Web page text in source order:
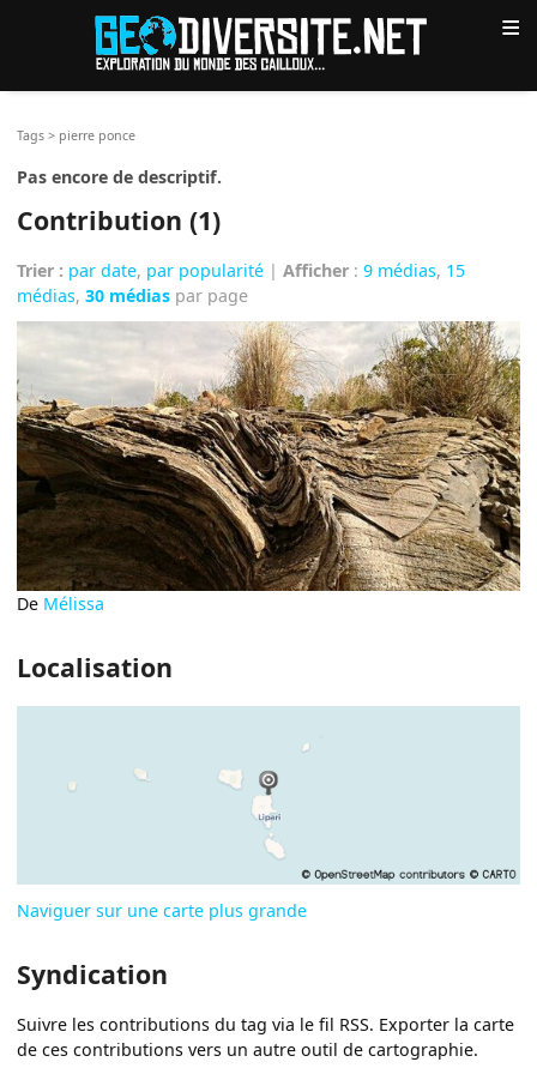
≡
Tags > pierre ponce
Pas encore de descriptif.
Contribution (1)
Trier : par date, par popularité |Afficher :9 médias, 15
médias,30 médias par page
De Mélissa
Localisation
Naviguer sur une carte plus grande
Syndication
Suivre les contributions du tag via le fil RSS. Exporter la carte
de ces contributions vers un autre outil de cartographie.